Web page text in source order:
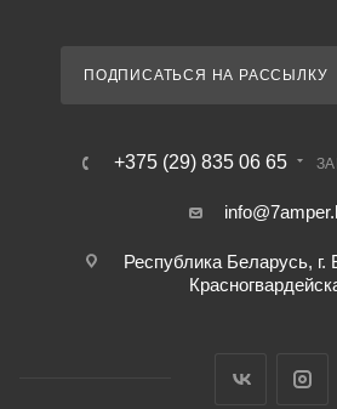
ПОДПИСАТЬСЯ НА РАССЫЛКУ
+375 (29) 835 06 65
Республика Беларусь, г.